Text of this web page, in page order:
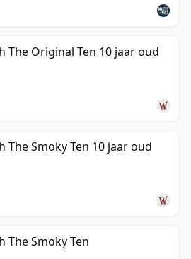
The Original Ten 10 jaar oud
The Smoky Ten 10 jaar oud
The Smoky Ten